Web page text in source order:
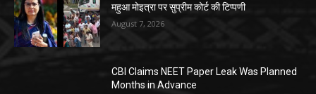
महुआ मोइत्रा पर सुप्रीम कोर्ट की टिप्पणी
August 7, 2026
CBI Claims NEET Paper Leak Was Planned
Months in Advance